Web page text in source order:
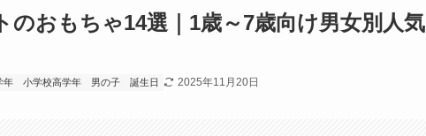
おもちゃ14選｜1歳～7歳向け男女別人気
年 小学校高学年 男の子 誕生日 2025年11月20日